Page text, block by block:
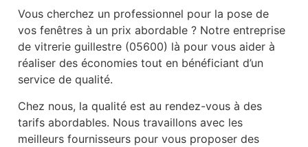
Vous cherchez un professionnel pour la pose de
vos fenêtres à un prix abordable ? Notre entreprise
de vitrerie guillestre (05600) là pour vous aider à
réaliser des économies tout en bénéficiant d’un
service de qualité.
Chez nous, la qualité est au rendez-vous à des
tarifs abordables. Nous travaillons avec les
meilleurs fournisseurs pour vous proposer des